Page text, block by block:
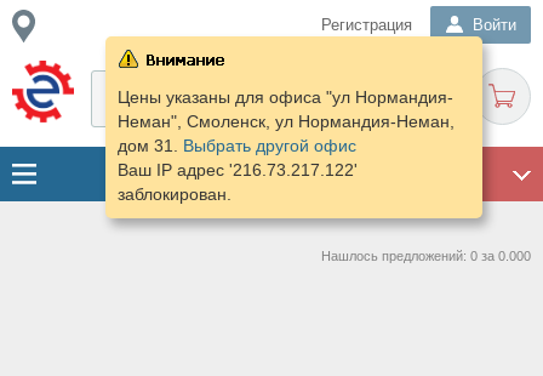
Регистрация Войти
Цены указаны для офиса "ул Нормандия-
Неман", Смоленск, ул Нормандия-Неман,
дом 31. Выбрать другой офис
Ваш IP адрес '216.73.217.122'
заблокирован.
Нашлось предложений: 0 за 0.000